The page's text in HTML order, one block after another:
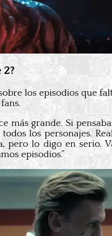
los episodios que
más grande. Si
los personajes.
pero lo digo en serio.
episodios.”